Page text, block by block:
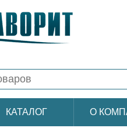
КАТАЛОГ О